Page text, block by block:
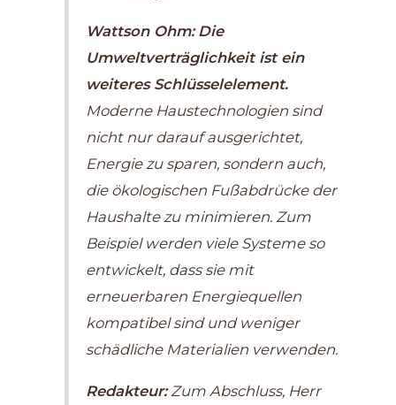
Wattson Ohm: Die
Umweltverträglichkeit ist ein
weiteres Schlüsselelement.
Moderne Haustechnologien sind
nicht nur darauf ausgerichtet,
Energie zu sparen, sondern auch,
die ökologischen Fußabdrücke der
Haushalte zu minimieren. Zum
Beispiel werden viele Systeme so
entwickelt, dass sie mit
erneuerbaren Energiequellen
kompatibel sind und weniger
schädliche Materialien verwenden.
Redakteur:Zum Abschluss, Herr